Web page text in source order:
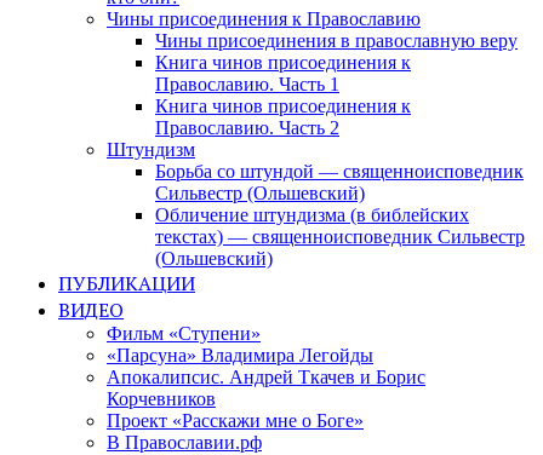
Чины присоединения к Православию
Чины присоединения в православную веру
Книга чинов присоединения к
Православию. Часть 1
Книга чинов присоединения к
Православию. Часть 2
Штундизм
Борьба со штундой — священноисповедник
Сильвестр (Ольшевский)
Обличение штундизма (в библейских
текстах) — священноисповедник Сильвестр
(Ольшевский)
ПУБЛИКАЦИИ
ВИДЕО
Фильм «Ступени»
«Парсуна» Владимира Легойды
Апокалипсис. Андрей Ткачев и Борис
Корчевников
Проект «Расскажи мне о Боге»
В Православии.рф